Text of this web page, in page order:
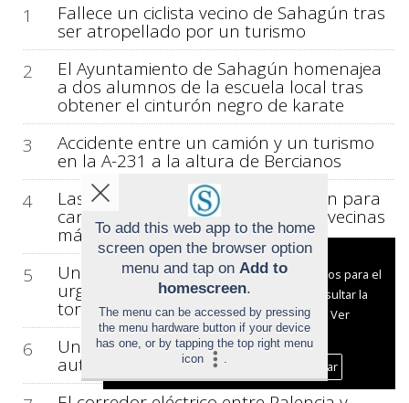
1 Fallece un ciclista vecino de Sahagún tras
ser atropellado por un turismo
2
El Ayuntamiento de Sahagún homenajea
a dos alumnos de la escuela local tras
obtener el cinturón negro de karate
3
Accidente entre un camión y un turismo
en la A-231 a la altura de Bercianos
4
Las mujeres de Bercianos se juntan para
cantar a la vida y brindar por sus vecinas
más veteranas
5
Un análisis arquitectónico advierte de la
urgencia de restaurar la cubierta de la
torre de la iglesia de Villamol
6
Una colisión deja tres heridos en la
autovía A-231 a la altura de Sahagún
Aviso sobre el Uso de cookies:
Utilizamos cookies nuestras y de terceros para el
funcionamiento del digital. Puedes consultar la
lista de cookies y como desconectarlas.
Ver
nuestra Política de Privacidad y Cookies
Aceptar Cookies
Personalizar
To add this web app to the home
screen open the browser option
menu and tap on Add to
homescreen.
The menu can be accessed by pressing
the menu hardware button if your device
has one, or by tapping the top right menu
icon
.